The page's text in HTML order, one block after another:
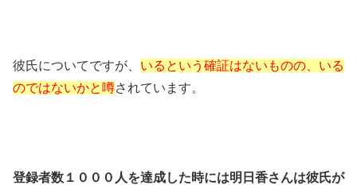
彼氏についてですが、 いるという確証はないものの、いる
のではないかと噂されています。
登録者数１０００人を達成した時には明日香さんは彼氏が